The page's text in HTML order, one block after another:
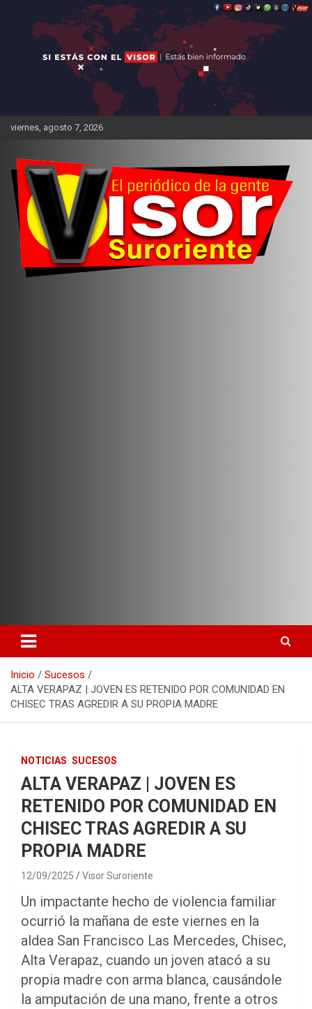
contenido
viernes, agosto 7, 2026
Inicio
Sucesos
ALTA VERAPAZ | JOVEN ES RETENIDO POR COMUNIDAD EN
CHISEC TRAS AGREDIR A SU PROPIA MADRE
NOTICIAS SUCESOS
ALTA VERAPAZ | JOVEN ES
RETENIDO POR COMUNIDAD EN
CHISEC TRAS AGREDIR A SU
PROPIA MADRE
12/09/2025 Visor Suroriente
Un impactante hecho de violencia familiar
ocurrió la mañana de este viernes en la
aldea San Francisco Las Mercedes, Chisec,
Alta Verapaz, cuando un joven atacó a su
propia madre con arma blanca, causándole
la amputación de una mano, frente a otros